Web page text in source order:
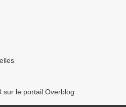
sur le portail Overblog